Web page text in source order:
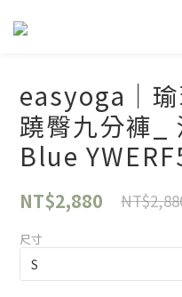
easyoga｜
蹺臀九分褲_
Blue
NT$2,880
尺寸